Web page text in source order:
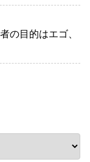
の目的はエゴ、